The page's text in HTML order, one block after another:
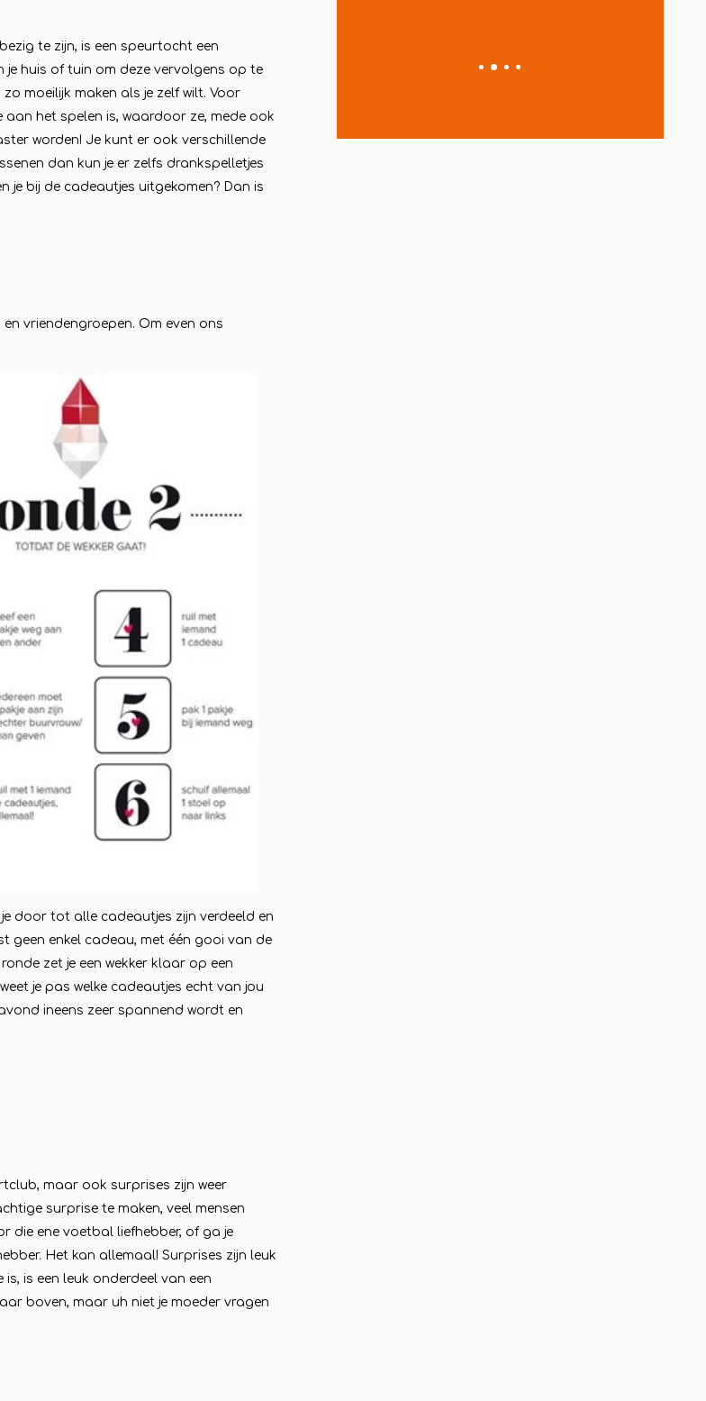
te zijn, is een speurtocht een
je huis of tuin om deze vervolgens op te
moeilijk maken als je zelf wilt. Voor
het spelen is, waardoor ze, mede ook
worden! Je kunt er ook verschillende
dan kun je er zelfs drankspelletjes
je bij de cadeautjes uitgekomen? Dan is
vriendengroepen. Om even ons
door tot alle cadeautjes zijn verdeeld en
geen enkel cadeau, met één gooi van de
zet je een wekker klaar op een
je pas welke cadeautjes echt van jou
ineens zeer spannend wordt en
maar ook surprises zijn weer
surprise te maken, veel mensen
die ene voetbal liefhebber, of ga je
Het kan allemaal! Surprises zijn leuk
is een leuk onderdeel van een
boven, maar uh niet je moeder vragen